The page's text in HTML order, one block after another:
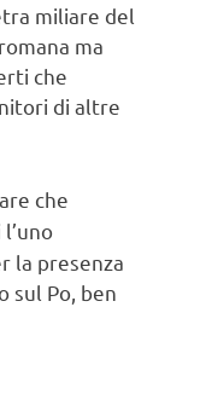
miliare del
ma
che
di altre
che
la presenza
sul Po, ben